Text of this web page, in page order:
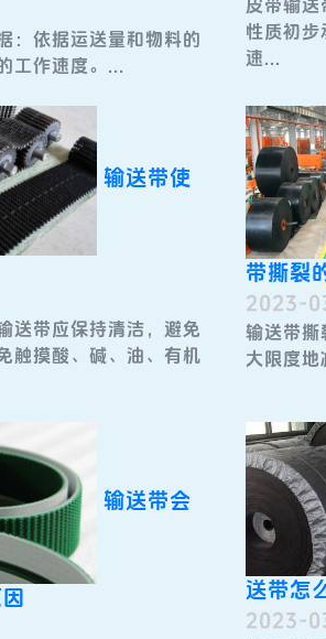
：依据运送量和物料的
工作速度。...
皮带输送
性质初步
速...
输送带使
送带​应保持清洁，避免
触摸酸、碱、油、有机
带撕裂
2023-
输送带​撕
大限度地
输送带会
送带怎
2023-